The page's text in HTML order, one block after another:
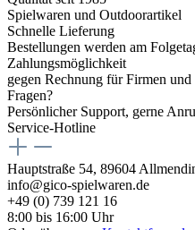
Spielwaren und Outdoorartikel
Schnelle Lieferung
Bestellungen werden am
Zahlungsmöglichkeit
gegen Rechnung für Firmen und
Fragen?
Persönlicher Support, gerne
Service-Hotline
Hauptstraße 54, 89604
info@gico-spielwaren.de
+49 (0) 739 121 16
8:00 bis 16:00 Uhr